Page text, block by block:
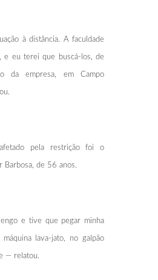
à distância. A faculdade
e eu terei que buscá-los, de
da empresa, em Campo
pela restrição foi o
Barbosa, de 56 anos.
e tive que pegar minha
máquina lava-jato, no galpão
— relatou.